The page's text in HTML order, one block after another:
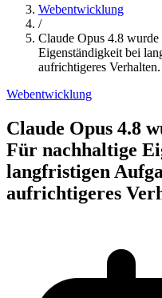
Webentwicklung
/
Claude Opus 4.8
Eigenständigkeit bei
aufrichtigeres Verhalten.
Webentwicklung
Claude Opus 4.8
Für nachhaltige
langfristigen
aufrichtigeres